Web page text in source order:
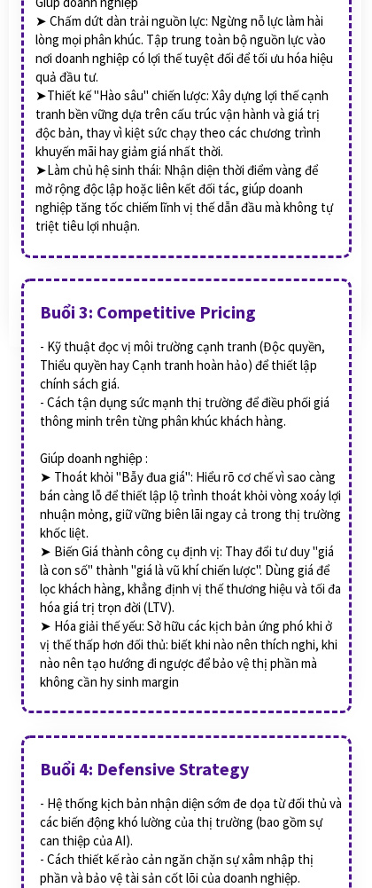
- Kỹ thuật đọc vị môi trường cạnh tranh (Độc quyền,
Thiểu quyền hay Cạnh tranh hoàn hảo) để thiết lập
chính sách giá.
- Cách tận dụng sức mạnh thị trường để điều phối giá
thông minh trên từng phân khúc khách hàng.
Giúp doanh nghiệp :
➤ Thoát khỏi "Bẫy đua giá": Hiểu rõ cơ chế vì sao càng
bán càng lỗ để thiết lập lộ trình thoát khỏi vòng xoáy lợi
nhuận mỏng, giữ vững biên lãi ngay cả trong thị trường
khốc liệt.
➤ Biến Giá thành công cụ định vị: Thay đổi tư duy "giá
là con số" thành "giá là vũ khí chiến lược". Dùng giá để
lọc khách hàng, khẳng định vị thế thương hiệu và tối đa
hóa giá trị trọn đời (LTV).
➤ Hóa giải thế yếu: Sở hữu các kịch bản ứng phó khi ở
vị thế thấp hơn đối thủ: biết khi nào nên thích nghi, khi
nào nên tạo hướng đi ngược để bảo vệ thị phần mà
không cần hy sinh margin
Buổi 3: Competitive Pricing
- Hệ thống kịch bản nhận diện sớm đe dọa từ đối thủ và
các biến động khó lường của thị trường (bao gồm sự
can thiệp của AI).
- Cách thiết kế rào cản ngăn chặn sự xâm nhập thị
phần và bảo vệ tài sản cốt lõi của doanh nghiệp.
Buổi 4: Defensive Strategy
➤ Chấm dứt dàn trải nguồn lực: Ngừng nỗ lực làm hài
lòng mọi phân khúc. Tập trung toàn bộ nguồn lực vào
nơi doanh nghiệp có lợi thế tuyệt đối để tối ưu hóa hiệu
quả đầu tư.
➤Thiết kế "Hào sâu" chiến lược: Xây dựng lợi thế cạnh
tranh bền vững dựa trên cấu trúc vận hành và giá trị
độc bản, thay vì kiệt sức chạy theo các chương trình
khuyến mãi hay giảm giá nhất thời.
➤Làm chủ hệ sinh thái: Nhận diện thời điểm vàng để
mở rộng độc lập hoặc liên kết đối tác, giúp doanh
nghiệp tăng tốc chiếm lĩnh vị thế dẫn đầu mà không tự
triệt tiêu lợi nhuận.